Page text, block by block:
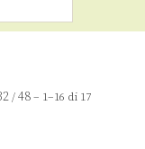
/48– 1–16 di 17